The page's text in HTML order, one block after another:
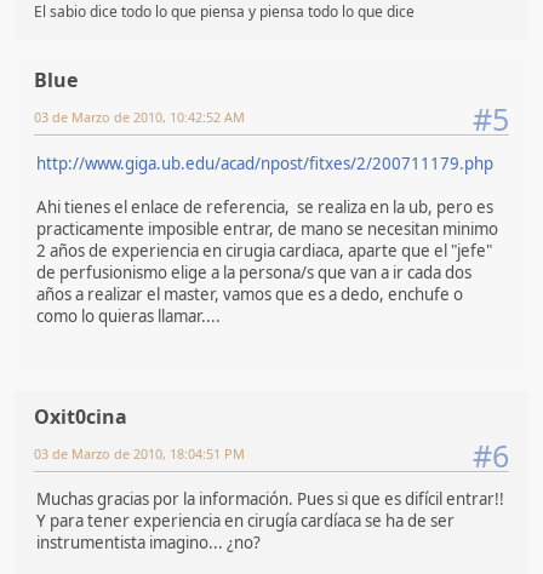
El sabio dice todo lo que piensa y piensa todo lo que dice
Blue
#5
03 de Marzo de 2010, 10:42:52 AM
http://www.giga.ub.edu/acad/npost/fitxes/2/200711179.php
Ahi tienes el enlace de referencia, se realiza en la ub, pero es
practicamente imposible entrar, de mano se necesitan minimo
2 años de experiencia en cirugia cardiaca, aparte que el "jefe"
de perfusionismo elige a la persona/s que van a ir cada dos
años a realizar el master, vamos que es a dedo, enchufe o
como lo quieras llamar....
Oxit0cina
#6
03 de Marzo de 2010, 18:04:51 PM
Muchas gracias por la información. Pues si que es difícil entrar!!
Y para tener experiencia en cirugía cardíaca se ha de ser
instrumentista imagino... ¿no?